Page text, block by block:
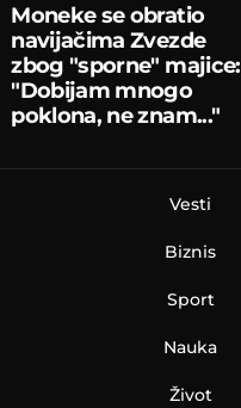
Moneke se obratio
navijačima Zvezde
zbog "sporne" majice:
"Dobijam mnogo
poklona, ne znam..."
Vesti
Biznis
Sport
Nauka
Život